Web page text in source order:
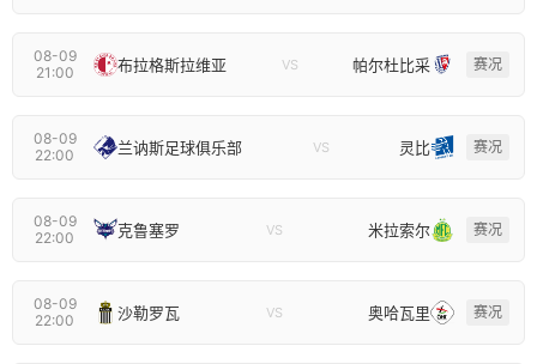
08-09
21:00
布拉格斯拉维亚 VS 帕尔杜比采 赛况
08-09
22:00
兰讷斯足球俱乐部 VS 灵比 赛况
08-09
22:00
克鲁塞罗 VS 米拉索尔 赛况
08-09
22:00
沙勒罗瓦 VS 奥哈瓦里 赛况